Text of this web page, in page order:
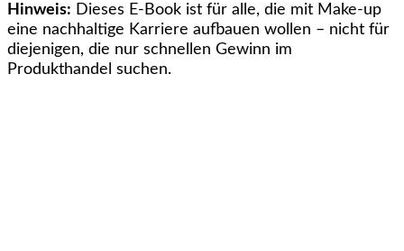
Hinweis: Dieses E-Book ist für alle, die mit Make-up
eine nachhaltige Karriere aufbauen wollen – nicht für
diejenigen, die nur schnellen Gewinn im
Produkthandel suchen.